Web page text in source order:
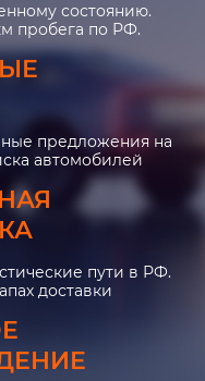
состоянию.
пробега по РФ.
предложения на
автомобилей
пути в РФ.
доставки